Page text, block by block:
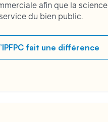
afin que la
du bien public.
fait une différence